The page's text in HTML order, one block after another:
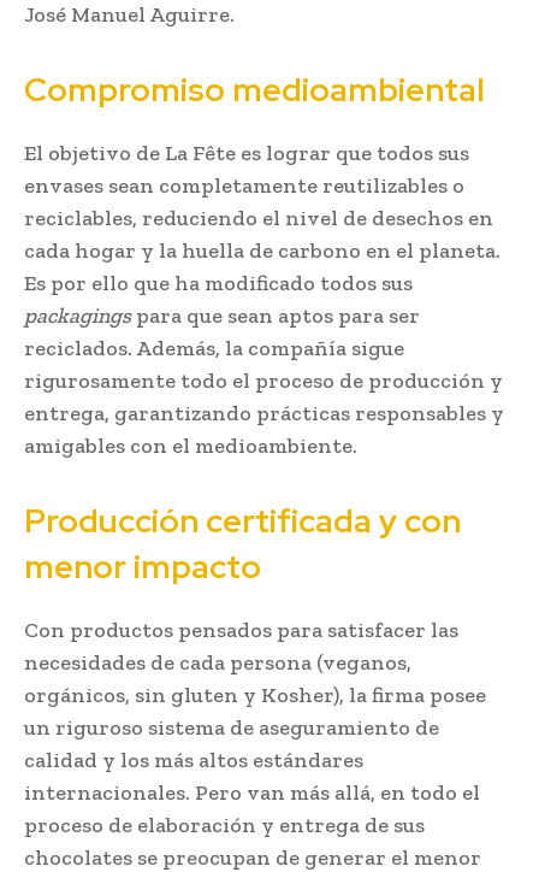
José Manuel Aguirre.
Compromiso medioambiental
El objetivo de La Fête es lograr que todos sus
envases sean completamente reutilizables o
reciclables, reduciendo el nivel de desechos en
cada hogar y la huella de carbono en el planeta.
Es por ello que ha modificado todos sus
packagingspara que sean aptos para ser
reciclados. Además, la compañía sigue
rigurosamente todo el proceso de producción y
entrega, garantizando prácticas responsables y
amigables con el medioambiente.
Producción certificada y con
menor impacto
Con productos pensados para satisfacer las
necesidades de cada persona (veganos,
orgánicos, sin gluten y Kosher), la firma posee
un riguroso sistema de aseguramiento de
calidad y los más altos estándares
internacionales. Pero van más allá, en todo el
proceso de elaboración y entrega de sus
chocolates se preocupan de generar el menor